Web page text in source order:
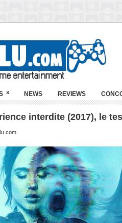
» NEWS REVIEWS
interdite (2017), le